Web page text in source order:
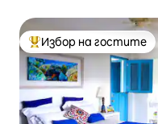
Най-популярен избор
Избор на гостите